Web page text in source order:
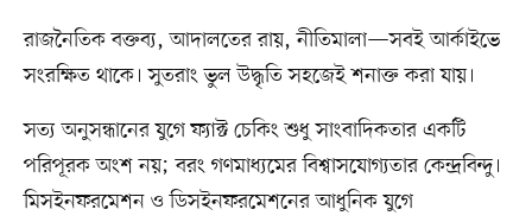
রাজনৈতিক বক্তব্য, আদালতের রায়, নীতিমালা—সবই আর্কাইভে
সংরক্ষিত থাকে। সুতরাং ভুল উদ্ধৃতি সহজেই শনাক্ত করা যায়।
সত্য অনুসন্ধানের যুগে ফ্যাক্ট চেকিং শুধু সাংবাদিকতার একটি
পরিপূরক অংশ নয়; বরং গণমাধ্যমের বিশ্বাসযোগ্যতার কেন্দ্রবিন্দু।
মিসইনফরমেশন ও ডিসইনফরমেশনের আধুনিক যুগে